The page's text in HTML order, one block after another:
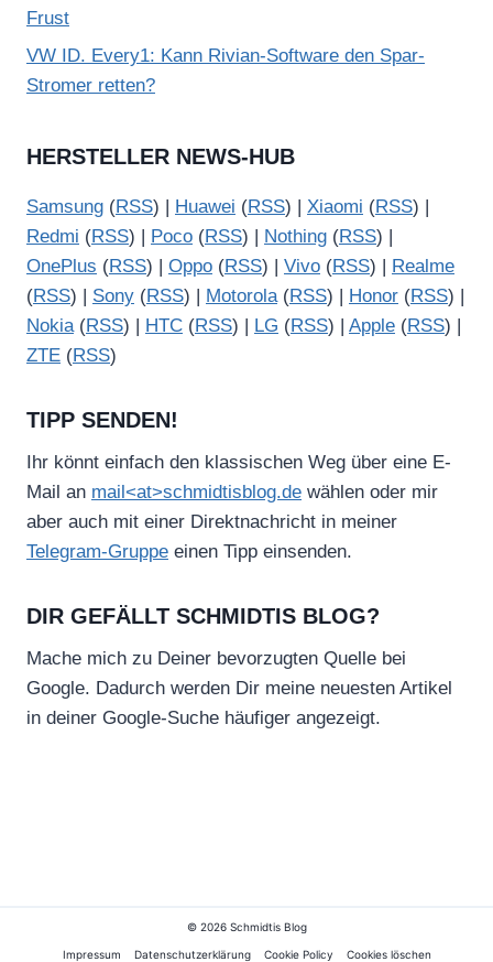
Frust
VW ID. Every1: Kann Rivian-Software den Spar-
Stromer retten?
HERSTELLER NEWS-HUB
Samsung (RSS) | Huawei (RSS) | Xiaomi (RSS) |
Redmi (RSS) | Poco (RSS) | Nothing (RSS) |
OnePlus (RSS) | Oppo (RSS) | Vivo (RSS) |
Realme
(RSS) | Sony (RSS) | Motorola(RSS) | Honor (RSS) |
Nokia(RSS) | HTC (RSS) | LG (RSS) | Apple (RSS) |
ZTE (RSS)
TIPP SENDEN!
Ihr könnt einfach den klassischen Weg über eine E-
Mail an mail<at>schmidtisblog.de wählen oder mir
aber auch mit einer Direktnachricht in meiner
Telegram-Gruppe einen Tipp einsenden.
DIR GEFÄLLT SCHMIDTIS BLOG?
Mache mich zu Deiner bevorzugten Quelle bei
Google. Dadurch werden Dir meine neuesten Artikel
in deiner Google-Suche häufiger angezeigt.
© 2026 Schmidtis Blog
Impressum Datenschutzerklärung Cookie Policy Cookies löschen